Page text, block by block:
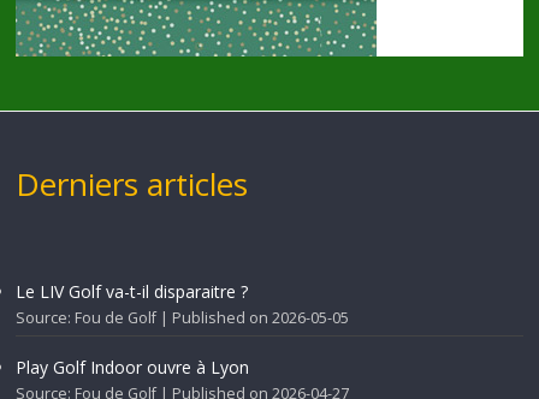
Derniers articles
Le LIV Golf va-t-il disparaitre ?
Source: Fou de Golf Published on 2026-05-05
Play Golf Indoor ouvre à Lyon
Source: Fou de Golf Published on 2026-04-27